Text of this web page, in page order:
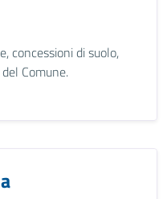
concessioni di suolo,
Comune.